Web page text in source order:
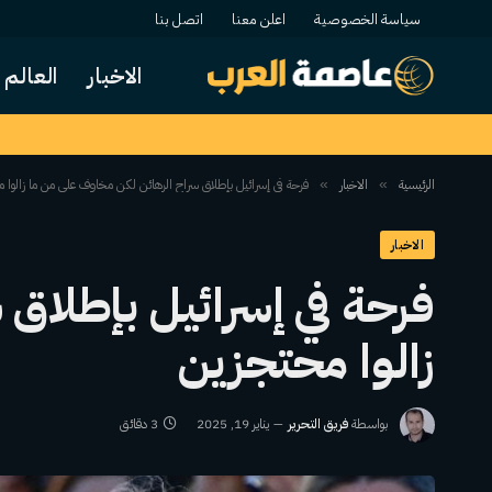
سياسة الخصوصية اعلن معنا اتصل بنا
الاخبار العالم
الرئيسية » الاخبار » فرحة في إسرائيل بإطلاق سراح الرهائن لكن مخاوف على من ما
الاخبار
فرحة في إسرائيل
زالوا محتجزين
بواسطةفريق التحرير يناير 19, 2025 3 دقائق